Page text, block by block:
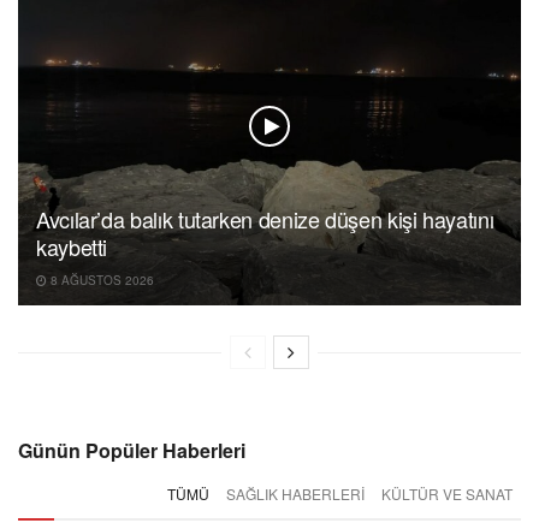
Avcılar’da balık tutarken denize düşen kişi hayatını
kaybetti
8 AĞUSTOS 2026
Günün Popüler Haberleri
TÜMÜ SAĞLIK HABERLERI KÜLTÜR VE SANAT